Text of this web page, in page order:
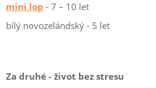
mini lop - 7 – 10 let
bílý novozelándský - 5 let
Za druhé - život bez stresu